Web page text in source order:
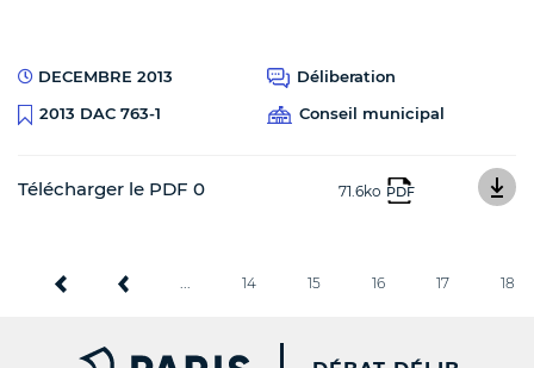
DECEMBRE 2013
Déliberation
2013 DAC 763-1
Conseil municipal
Télécharger le PDF 0 71.6ko PDF
... 14 15 16 17 18
PARIS.FR [NEW